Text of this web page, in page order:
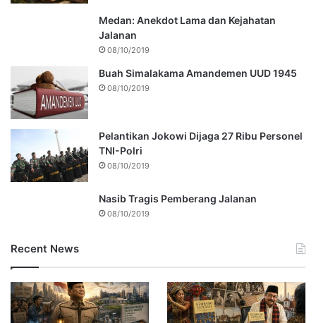
Medan: Anekdot Lama dan Kejahatan
Jalanan
08/10/2019
Buah Simalakama Amandemen UUD 1945
08/10/2019
Pelantikan Jokowi Dijaga 27 Ribu Personel
TNI-Polri
08/10/2019
Nasib Tragis Pemberang Jalanan
08/10/2019
Recent News